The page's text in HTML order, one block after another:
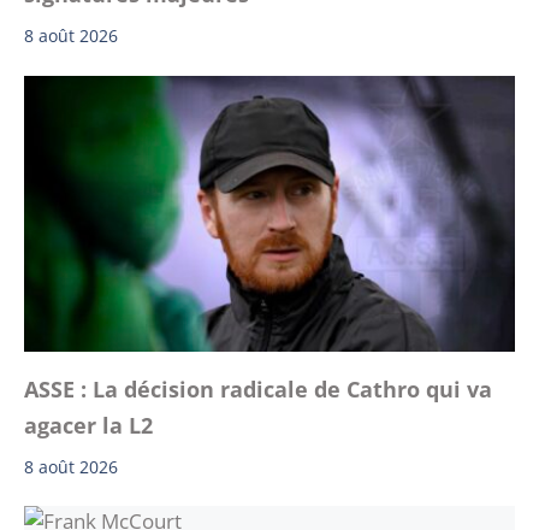
8 août 2026
ASSE : La décision radicale de Cathro qui va
agacer la L2
8 août 2026